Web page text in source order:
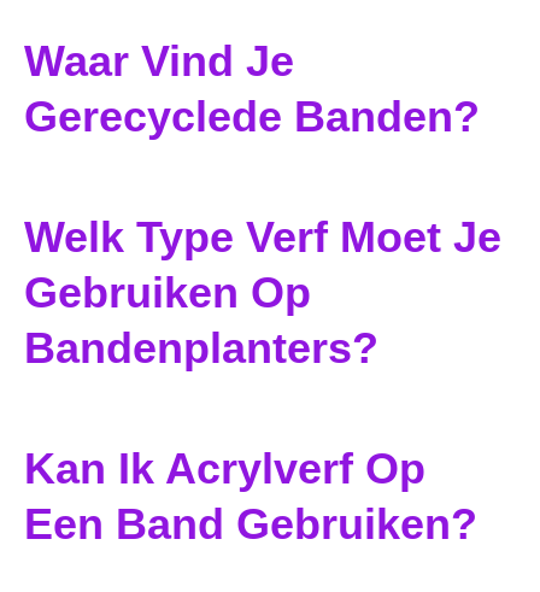
Waar Vind Je
Gerecyclede Banden?
Welk Type Verf Moet Je
Gebruiken Op
Bandenplanters?
Kan Ik Acrylverf Op
Een Band Gebruiken?